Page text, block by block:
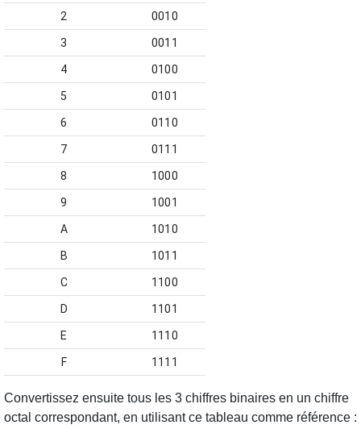
2 0010
3 0011
4 0100
5 0101
6 0110
7 0111
8 1000
9 1001
A 1010
B 1011
C 1100
D 1101
E 1110
F 1111
Convertissez ensuite tous les 3 chiffres binaires en un chiffre
octal correspondant, en utilisant ce tableau comme référence :